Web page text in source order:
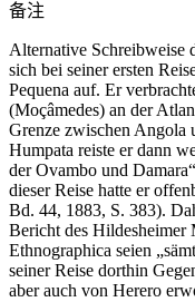
备注
Alternative Schreibweise
sich bei seiner ersten
Pequena auf. Er
(Moçâmedes) an der
Grenze zwischen
Humpata reiste er dann
der Ovambo und
dieser Reise hatte er
Bd. 44, 1883, S. 383).
Bericht des Hildesheimer
Ethnographica seien
seiner Reise dorthin
aber auch von Herero